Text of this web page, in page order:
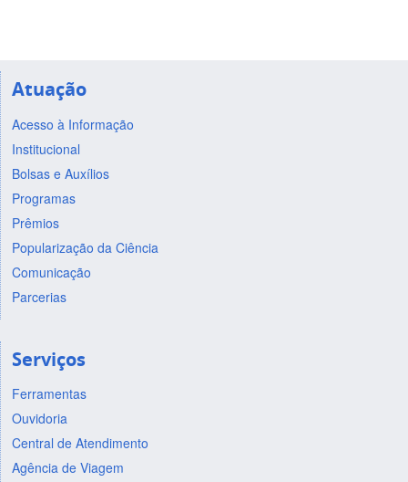
Atuação
Acesso à Informação
Institucional
Bolsas e Auxílios
Programas
Prêmios
Popularização da Ciência
Comunicação
Parcerias
Serviços
Ferramentas
Ouvidoria
Central de Atendimento
Agência de Viagem